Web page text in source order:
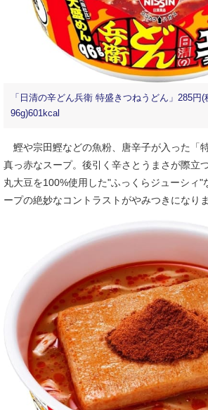
「日清の辛どん兵衛 特盛きつねうどん」285円
96g)601kcal
鰹や宗田鰹などの魚粉、唐辛子が入った「
真っ赤なスープ。後引く辛さとうまさが際立
丸大豆を100%使用した"ふっくらジューシィ"
ープの絶妙なコントラストがやみつきになりま